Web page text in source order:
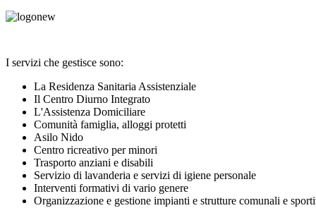
I servizi che gestisce sono:
La Residenza Sanitaria Assistenziale
Il Centro Diurno Integrato
L'Assistenza Domiciliare
Comunità famiglia, alloggi protetti
Asilo Nido
Centro ricreativo per minori
Trasporto anziani e disabili
Servizio di lavanderia e servizi di igiene personale
Interventi formativi di vario genere
Organizzazione e gestione impianti e strutture comunali e